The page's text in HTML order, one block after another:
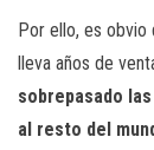
Por ello, es obvio
lleva años de
sobrepasado
al resto del